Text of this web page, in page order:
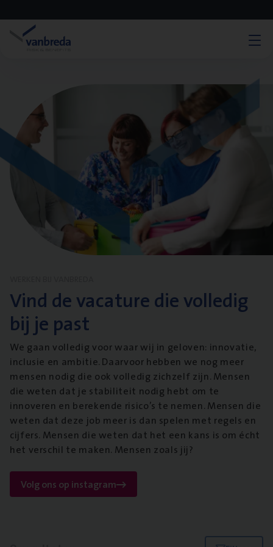
Vind de vacature die volledig
bij je past
We gaan volledig voor waar wij in geloven: innovatie,
inclusie en ambitie. Daarvoor hebben we nog meer
mensen nodig die ook volledig zichzelf zijn. Mensen
die weten dat je stabiliteit nodig hebt om te
innoveren en berekende risico’s te nemen. Mensen die
weten dat deze job meer is dan spelen met regels en
cijfers. Mensen die weten dat het een kans is om écht
het verschil te maken. Mensen zoals jij?
Volg ons op instagram